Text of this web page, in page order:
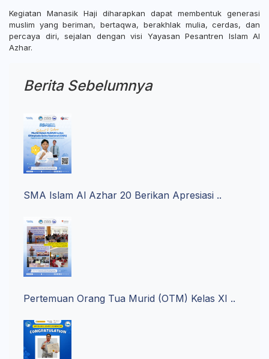
Kegiatan Manasik Haji diharapkan dapat membentuk generasi
muslim yang beriman, bertaqwa, berakhlak mulia, cerdas, dan
percaya diri, sejalan dengan visi Yayasan Pesantren Islam Al
Azhar.
Berita Sebelumnya
SMA Islam Al Azhar 20 Berikan Apresiasi ..
Pertemuan Orang Tua Murid (OTM) Kelas XI ..